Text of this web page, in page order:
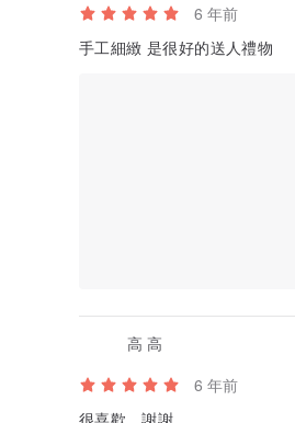
6 年前
手工細緻 是很好的送人禮物
高 高
6 年前
很喜歡，謝謝